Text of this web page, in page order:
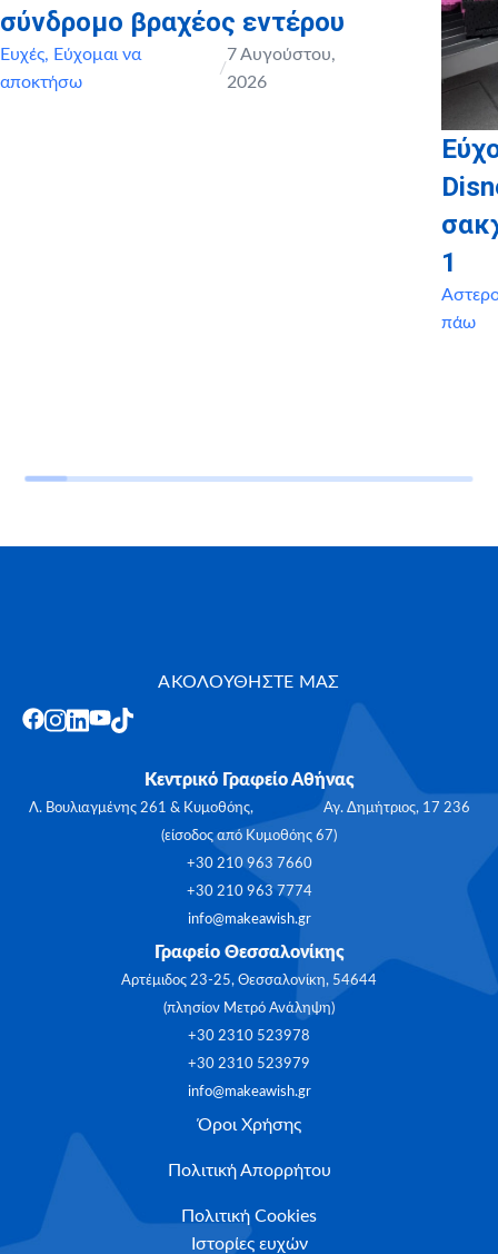
σύνδρομο βραχέος εντέρου
Ευχές, Εύχομαι να
αποκτήσω
/
7 Αυγούστου,
2026
1
πάω
ΑΚΟΛΟΥΘΗΣΤΕ ΜΑΣ
Κεντρικό Γραφείο Αθήνας
Λ. Βουλιαγμένης 261 & Κυμοθόης, Αγ. Δημήτριος, 17 236
(είσοδος από Κυμοθόης 67)
+30 210 963 7660
+30 210 963 7774
info@makeawish.gr
Γραφείο Θεσσαλονίκης
Αρτέμιδος 23-25, Θεσσαλονίκη, 54644
(πλησίον Μετρό Ανάληψη)
+30 2310 523978
+30 2310 523979
info@makeawish.gr
Όροι Χρήσης
Πολιτική Απορρήτου
Πολιτική Cookies
Ιστορίες ευχών